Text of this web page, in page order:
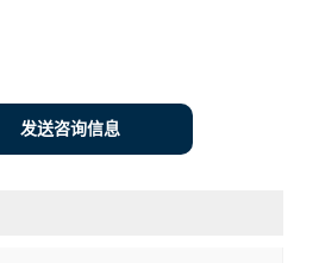
发送咨询信息